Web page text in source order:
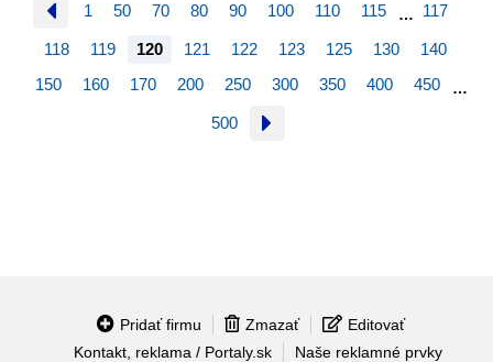
1 50 70 80 90 100 110 115 … 117
118 119 120 121 122 123 125 130
140
150
160 170 200 250 300 350 400 450 …
500
Pridať firmu Zmazať
Editovať
Kontakt, reklama / Portaly.sk
Naše reklamné prvky